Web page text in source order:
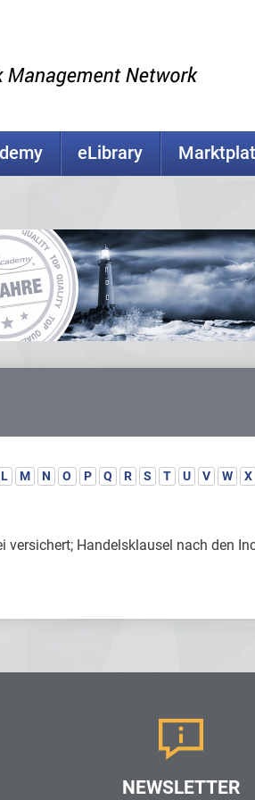
eLibrary
L M N O P Q R S T U V W X
Handelsklausel nach den
NEWSLETTER